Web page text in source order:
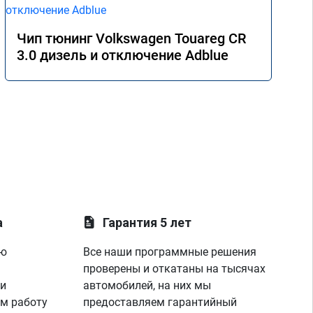
Чип тюнинг Volkswagen Touareg CR
3.0 дизель и отключение Adblue
работу
Гарантия 5 лет
Все наши программные решения
проверены и откатаны на тысячах
автомобилей, на них мы
предоставляем гарантийный